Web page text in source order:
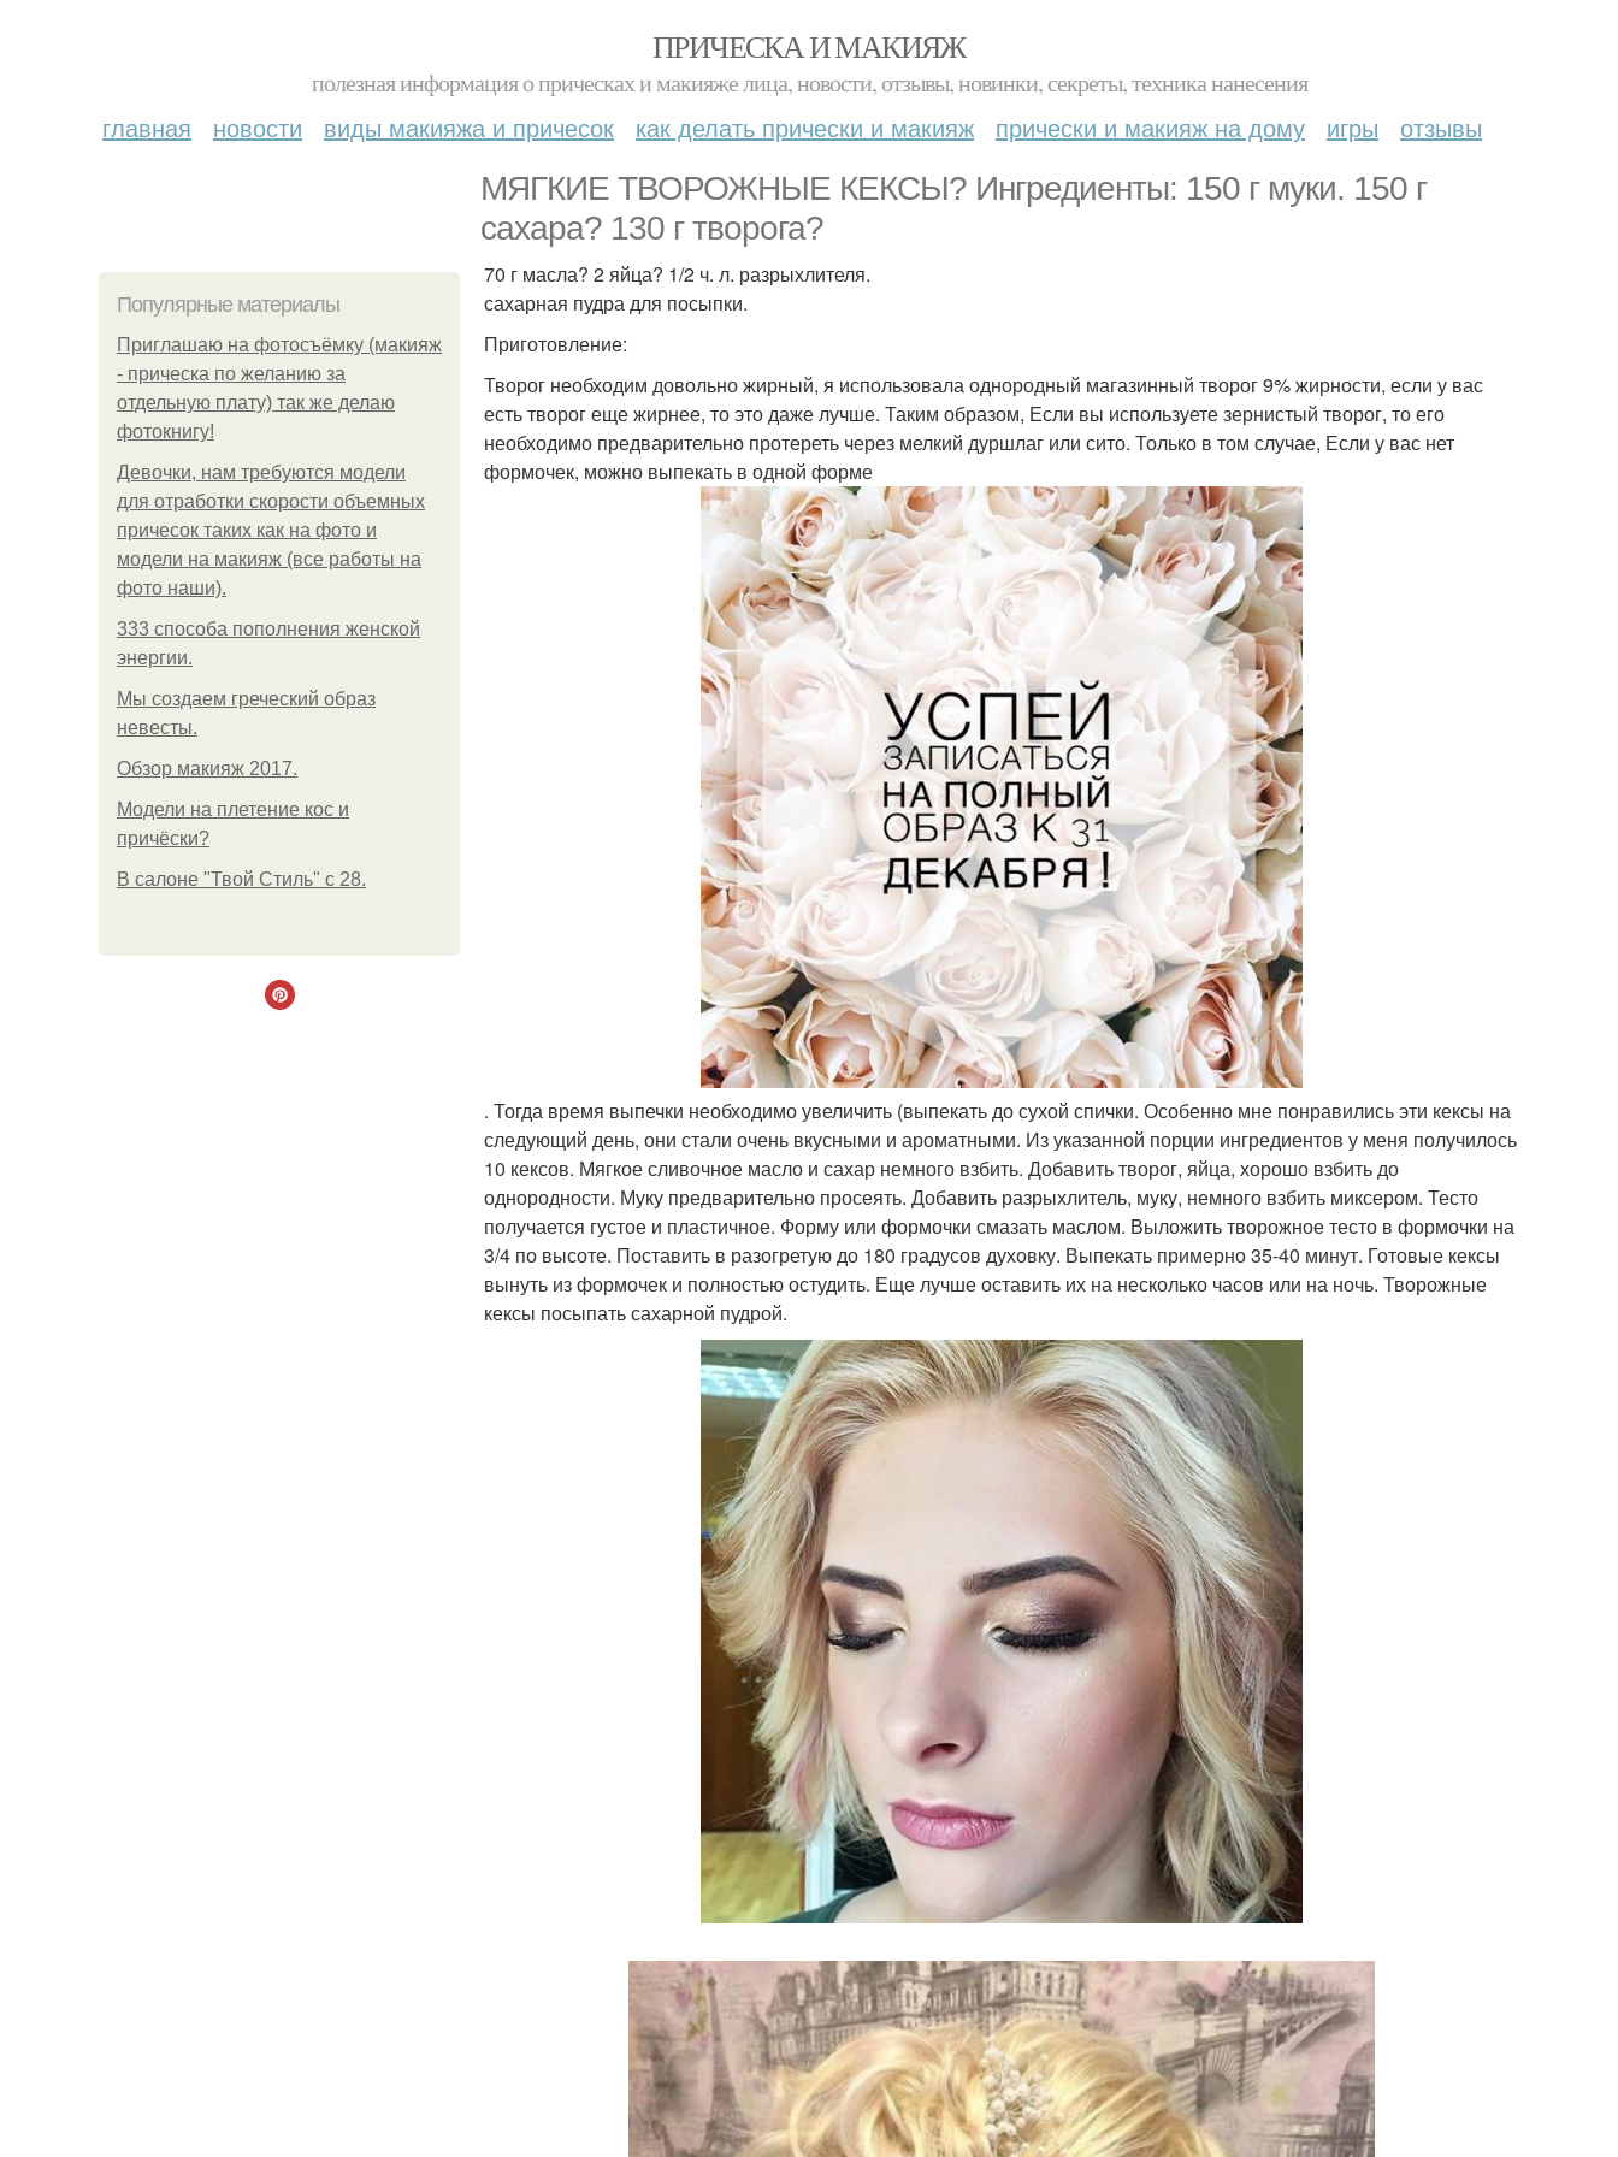
ПРИЧЕСКА И МАКИЯЖ
полезная информация о прическах и макияже лица, новости, отзывы, новинки, секреты, техника нанесения
главная новости виды макияжа и причесок как делать прически и макияж прически и макияж на дому игры отзывы
МЯГКИЕ ТВОРОЖНЫЕ КЕКСЫ? Ингредиенты: 150 г муки. 150 г
сахара? 130 г творога?
Популярные материалы
Приглашаю на фотосъёмку (макияж
- прическа по желанию за
отдельную плату) так же делаю
фотокнигу!
Девочки, нам требуются модели
для отработки скорости объемных
причесок таких как на фото и
модели на макияж (все работы на
фото наши).
333 способа пополнения женской
энергии.
Мы создаем греческий образ
невесты.
Обзор макияж 2017.
Модели на плетение кос и
причёски?
В салоне "Твой Стиль" с 28.
70 г масла? 2 яйца? 1/2 ч. л. разрыхлителя.
сахарная пудра для посыпки.
Приготовление:
Творог необходим довольно жирный, я использовала однородный магазинный творог 9% жирности, если у вас
есть творог еще жирнее, то это даже лучше. Таким образом, Если вы используете зернистый творог, то его
необходимо предварительно протереть через мелкий дуршлаг или сито. Только в том случае, Если у вас нет
формочек, можно выпекать в одной форме
. Тогда время выпечки необходимо увеличить (выпекать до сухой спички. Особенно мне понравились эти кексы на
следующий день, они стали очень вкусными и ароматными. Из указанной порции ингредиентов у меня получилось
10 кексов. Мягкое сливочное масло и сахар немного взбить. Добавить творог, яйца, хорошо взбить до
однородности. Муку предварительно просеять. Добавить разрыхлитель, муку, немного взбить миксером. Тесто
получается густое и пластичное. Форму или формочки смазать маслом. Выложить творожное тесто в формочки на
3/4 по высоте. Поставить в разогретую до 180 градусов духовку. Выпекать примерно 35-40 минут. Готовые кексы
вынуть из формочек и полностью остудить. Еще лучше оставить их на несколько часов или на ночь. Творожные
кексы посыпать сахарной пудрой.